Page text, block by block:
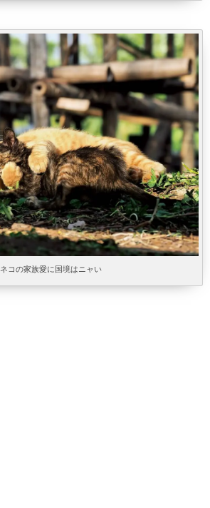
ネコの家族愛に国境はニャい